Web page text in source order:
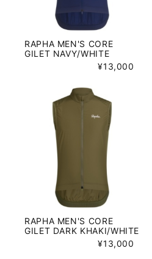
RAPHA MEN'S CORE
GILET NAVY/WHITE
¥13,000
RAPHA MEN'S CORE
GILET DARK KHAKI/WHITE
¥13,000